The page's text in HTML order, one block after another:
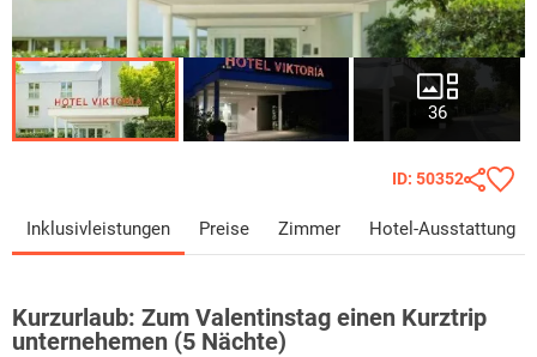
36
ID: 50352
Inklusivleistungen Preise Zimmer Hotel-Ausstattung
Kurzurlaub: Zum Valentinstag einen Kurztrip
unternehemen (5 Nächte)